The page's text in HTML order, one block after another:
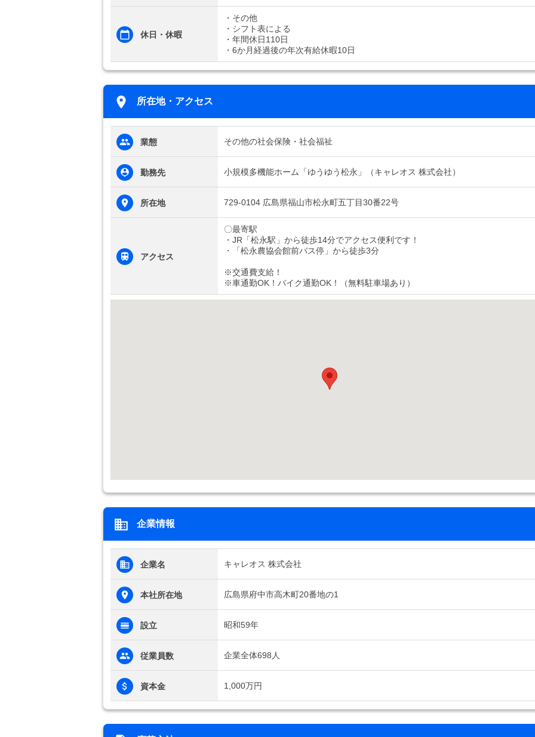
休日・休暇
・その他
・シフト表による
・年間休日110日
・6か月経過後の年次有給休暇10日
所在地・アクセス
業態 その他の社会保険・社会福祉
勤務先 小規模多機能ホーム「ゆうゆう松永」（キャレオス 株式会社）
所在地 729-0104 広島県福山市松永町五丁目30番22号
アクセス
〇最寄駅
・JR「松永駅」から徒歩14分でアクセス便利です！
・「松永農協会館前バス停」から徒歩3分
※交通費支給！
※車通勤OK！バイク通勤OK！（無料駐車場あり）
企業情報
企業名 キャレオス 株式会社
本社所在地 広島県府中市高木町20番地の1
設立 昭和59年
従業員数 企業全体698人
資本金 1,000万円